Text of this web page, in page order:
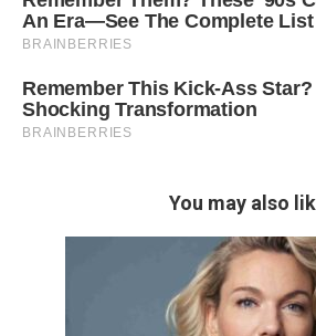
You may also